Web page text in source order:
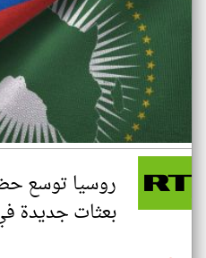
روسيا توسع
بعثات جديدة في 4 دول